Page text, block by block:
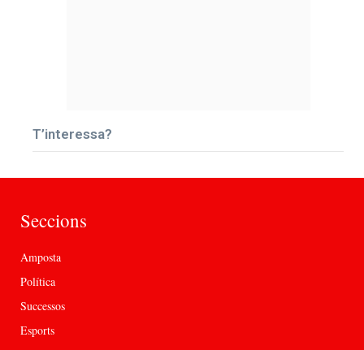
T’interessa?
Seccions
Amposta
Política
Successos
Esports